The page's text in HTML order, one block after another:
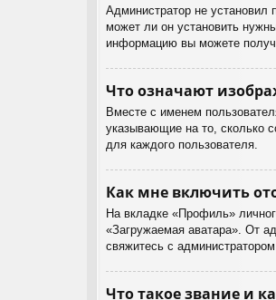
Администратор не установил
может ли он установить
информацию вы можете
Что означают
Вместе с именем
указывающие на то, сколько
для каждого пользователя.
Как мне включить
На вкладке «Профиль»
«Загружаемая аватара». От
свяжитесь с
Что такое звание и